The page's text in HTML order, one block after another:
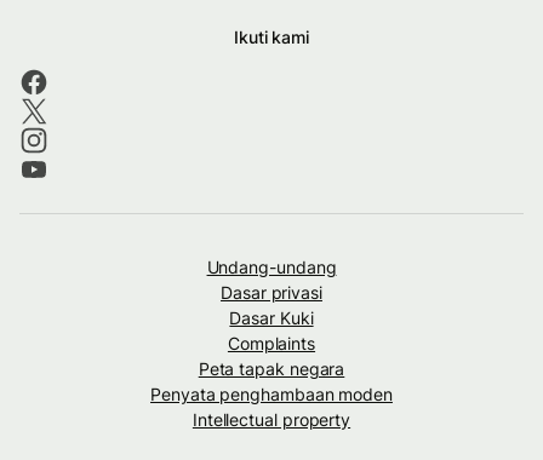
Ikuti kami
Undang-undang
Dasar privasi
Dasar Kuki
Complaints
Peta tapak negara
Penyata penghambaan moden
Intellectual property